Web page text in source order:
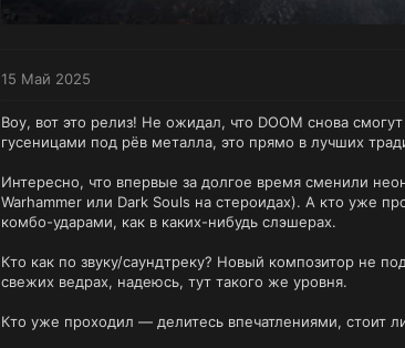
15 Май 2025
Воу, вот это релиз! Не ожидал, что DOOM снова
гусеницами под рёв металла, это прямо в лучших
Интересно, что впервые за долгое время сменили
Warhammer или Dark Souls на стероидах). А кто уже
комбо-ударами, как в каких-нибудь слэшерах.
Кто как по звуку/саундтреку? Новый композитор не
свежих ведрах, надеюсь, тут такого же уровня.
Кто уже проходил — делитесь впечатлениями, стоит